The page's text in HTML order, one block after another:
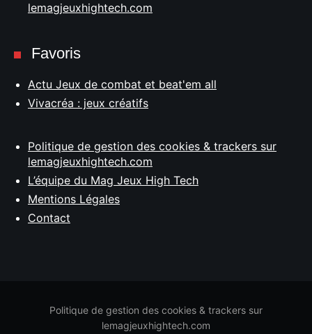
lemagjeuxhightech.com
Favoris
Actu Jeux de combat et beat'em all
Vivacréa : jeux créatifs
Politique de gestion des cookies & trackers sur
lemagjeuxhightech.com
L’équipe du Mag Jeux High Tech
Mentions Légales
Contact
Politique de gestion des cookies & trackers sur
lemagjeuxhightech.com